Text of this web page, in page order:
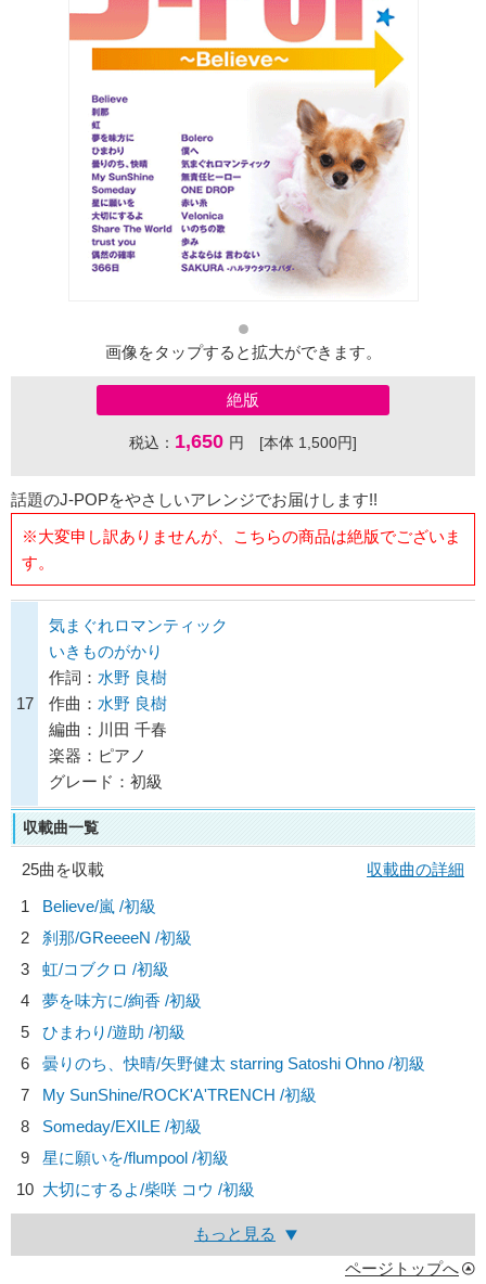
画像をタップすると拡大ができます。
絶版
税込： 1,650 円 [本体 1,500円]
話題のJ-POPをやさしいアレンジでお届けします!!
※大変申し訳ありませんが、こちらの商品は絶版でございま
す。
17
気まぐれロマンティック
いきものがかり
作詞： 水野 良樹
作曲： 水野 良樹
編曲：川田 千春
楽器：ピアノ
グレード：初級
収載曲一覧
25曲を収載
収載曲の詳細
1
Believe/嵐 /初級
2
刹那/GReeeeN /初級
3
虹/コブクロ /初級
4
夢を味方に/絢香 /初級
5
ひまわり/遊助 /初級
6
曇りのち、快晴/矢野健太 starring Satoshi Ohno /初級
7
My SunShine/ROCK'A'TRENCH /初級
8
Someday/EXILE /初級
9
星に願いを/flumpool /初級
10 大切にするよ/柴咲 コウ /初級
もっと見る
ページトップへ